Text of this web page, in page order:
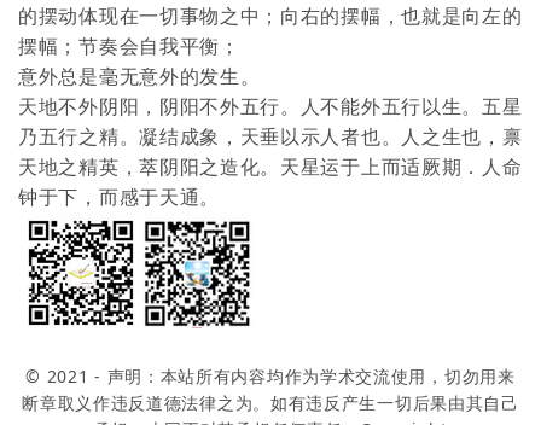
的摆动体现在一切事物之中；向右的摆幅，也就是向左的
摆幅；节奏会自我平衡；
意外总是毫无意外的发生。
天地不外阴阳，阴阳不外五行。人不能外五行以生。五星
乃五行之精。凝结成象，天垂以示人者也。人之生也，禀
天地之精英，萃阴阳之造化。天星运于上而适厥期．人命
钟于下，而感于天通。
© 2021 - 声明：本站所有内容均作为学术交流使用，切勿用来
断章取义作违反道德法律之为。如有违反产生一切后果由其自己